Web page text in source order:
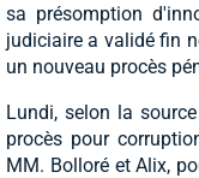
sa présomption
judiciaire a validé fin
un nouveau procès
Lundi, selon la
procès pour
MM. Bolloré et Alix,